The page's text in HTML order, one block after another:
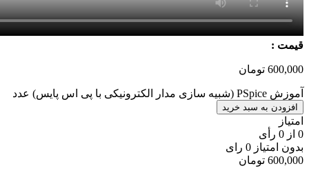
قیمت :
600,000 تومان
آموزش PSpice (شبیه سازی مدار الکترونیکی با پی اس پایس) عدد
افزودن به سبد خرید
امتیاز
0 از 0 رأی
بدون امتیاز 0 رای
600,000 تومان